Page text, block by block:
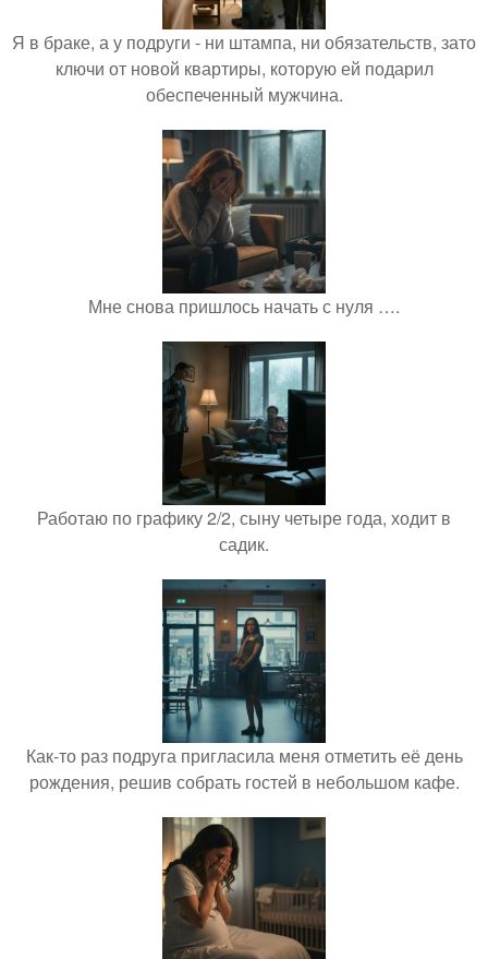
Я в браке, а у подруги - ни штампа, ни обязательств, зато
ключи от новой квартиры, которую ей подарил
обеспеченный мужчина.
Мне снова пришлось начать с нуля ….
Работаю по графику 2/2, сыну четыре года, ходит в
садик.
Как-то раз подруга пригласила меня отметить её день
рождения, решив собрать гостей в небольшом кафе.